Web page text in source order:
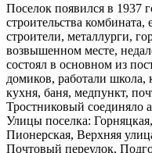
Поселок появился в 1937
строительства комбината,
строители, металлурги,
возвышенном месте,
состоял в основном из
домиков, работали школа,
кухня, баня, медпункт,
Тростниковый соединяло
Улицы поселка:
Пионерская, Верхняя
Почтовый переулок,